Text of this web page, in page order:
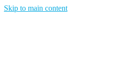
Skip to main content